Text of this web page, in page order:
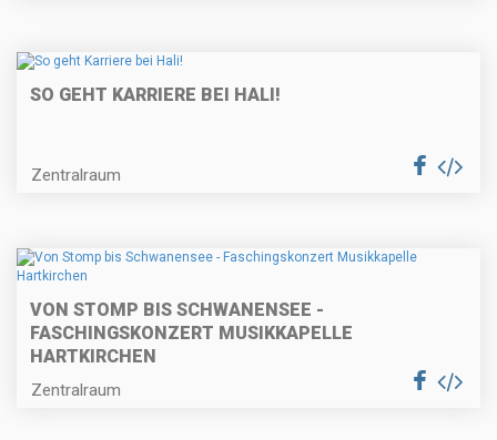
SO GEHT KARRIERE BEI HALI!
Zentralraum
VON STOMP BIS SCHWANENSEE -
FASCHINGSKONZERT MUSIKKAPELLE
HARTKIRCHEN
Zentralraum